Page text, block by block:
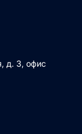
д. 3, офис